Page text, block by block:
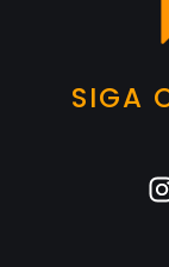
SIGA